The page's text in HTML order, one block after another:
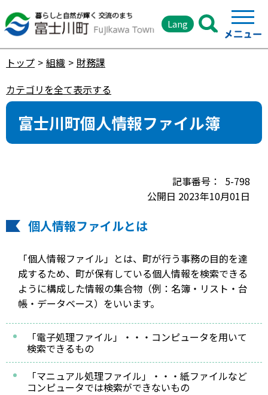
Lang
トップ 組織
財務課
カテゴリを全て表示する
富士川町個人情報ファイル簿
5-798
公開日 2023年10月01日
個人情報ファイルとは
「個人情報ファイル」とは、町が行う事務の目的を達
成するため、町が保有している個人情報を検索できる
ように構成した情報の集合物（例：名簿・リスト・台
帳・データベース）をいいます。
「電子処理ファイル」・・・コンピュータを用いて
検索できるもの
「マニュアル処理ファイル」・・・紙ファイルなど
コンピュータでは検索ができないもの